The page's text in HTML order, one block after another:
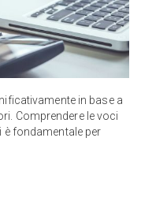
in base a
Comprendere le voci
è fondamentale per